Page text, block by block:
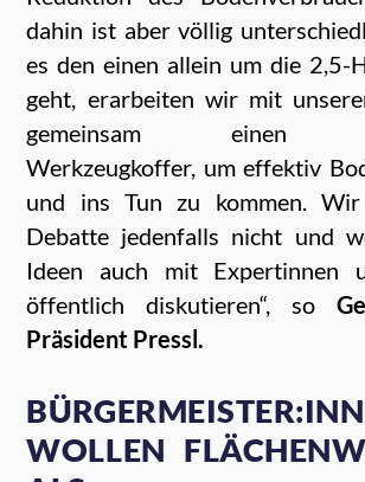
dahin ist aber völlig
es den einen allein um die 2,5-
geht, erarbeiten wir mit
gemeinsam einen
Werkzeugkoffer, um effektiv
und ins Tun zu kommen.
Debatte jedenfalls nicht und
Ideen auch mit Expertinnen
öffentlich diskutieren“, so
Präsident Pressl.
WOLLEN